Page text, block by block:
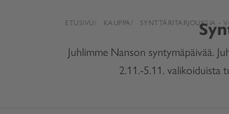
ETUSIVU KAUPPA SYNTTÄRITARJOUKSIA -
Juhlimme Nanson syntymäpäivää.
2.11.-5.11.​ valikoiduista